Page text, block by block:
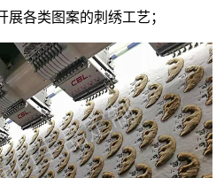
各类图案的刺绣工艺；